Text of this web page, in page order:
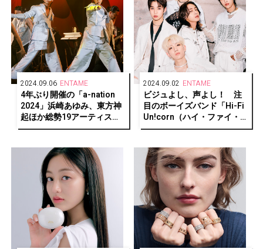
2024.09.06 ENTAME
4年ぶり開催の「a-nation
2024」浜崎あゆみ、東方神
起ほか総勢19アーティスト
の 競演と多彩なサプライズ
夏を豪華絢爛に締めくくる
2024.09.02 ENTAME
ビジュよし、声よし！ 注
目のボーイズバンド「Hi-Fi
Un!corn（ハイ・ファイ・
ユニコーン）」がカバーに